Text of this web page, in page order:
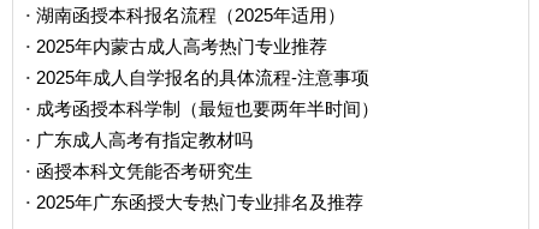
· ‌湖南函授本科报名流程（2025年适用）‌
· 2025年内蒙古成人高考热门专业推荐
· 2025年成人自学报名的具体流程-注意事项
· 成考函授本科学制（最短也要两年半时间）
· 广东成人高考有指定教材吗
· 函授本科文凭能否考研究生
· 2025年广东函授大专热门专业排名及推荐